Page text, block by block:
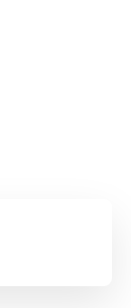
PL S-0401